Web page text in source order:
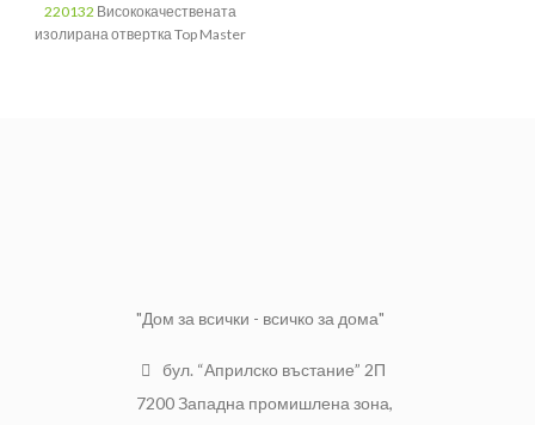
220132 Висококачествената
изолирана отвертка Top Master
"Дом за всички - всичко за дома"
бул. “Априлско въстание” 2П
7200 Западна промишлена зона,